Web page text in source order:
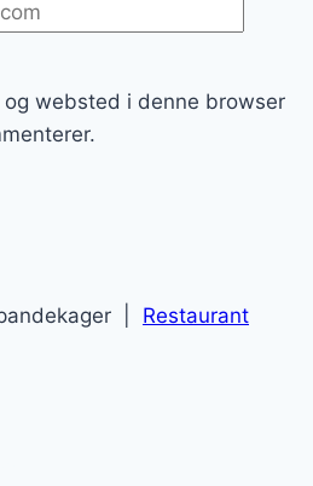
og websted i denne browser
| Restaurant